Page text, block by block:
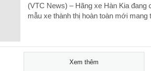
(VTC News) – Hãng xe Hàn Kia
mẫu xe thành thị hoàn toàn mới mang
Xem thêm